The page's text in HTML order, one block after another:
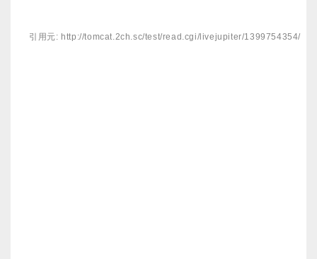
引用元: http://tomcat.2ch.sc/test/read.cgi/livejupiter/1399754354/